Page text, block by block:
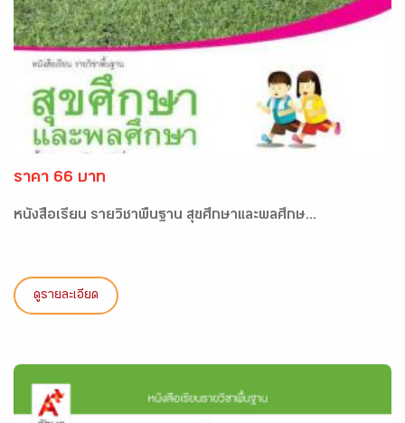
ราคา 66 บาท
หนังสือเรียน รายวิชาพื้นฐาน สุขศึกษาและพลศึกษ...
ดูรายละเอียด